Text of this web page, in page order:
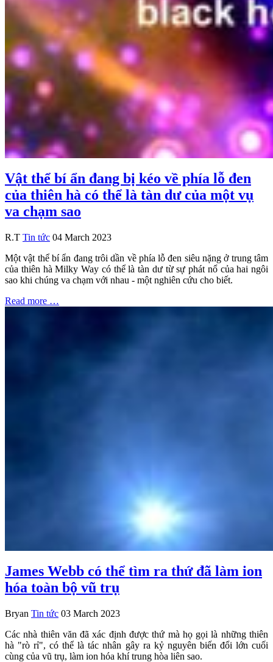
Vật thể bí ẩn đang bị kéo về phía lỗ đen
của thiên hà có thể là tàn dư của một vụ
va chạm sao
R.T Tin tức 04 March 2023
Một vật thể bí ẩn đang trôi dần về phía lỗ đen siêu nặng ở trung tâm
của thiên hà Milky Way có thể là tàn dư từ sự phát nổ của hai ngôi
sao khi chúng va chạm với nhau - một nghiên cứu cho biết.
Read more …
James Webb có thể tìm ra thứ đã làm ion
hóa toàn bộ vũ trụ
Bryan Tin tức 03 March 2023
Các nhà thiên văn đã xác định được thứ mà họ gọi là những thiên
hà "rò rỉ", có thể là tác nhân gây ra kỷ nguyên biến đổi lớn cuối
cùng của vũ trụ, làm ion hóa khí trung hòa liên sao.